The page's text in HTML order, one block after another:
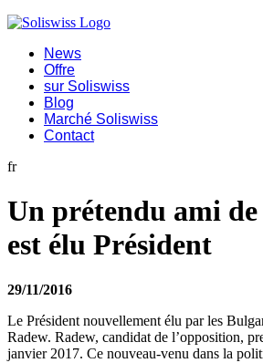
News
Offre
sur Soliswiss
Blog
Marché Soliswiss
Contact
fr
Un prétendu ami de
est élu Président
29/11/2016
Le Président nouvellement élu par les
Radew. Radew, candidat de l’opposition,
janvier 2017. Ce nouveau-venu dans la